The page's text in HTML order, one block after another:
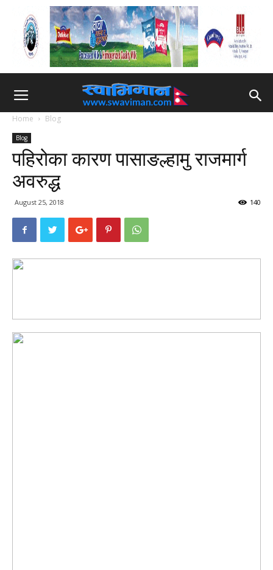
Home Blog
Blog
पहिरोका कारण पासाङल्हामु राजमार्ग
अवरुद्ध
August 25, 2018 140